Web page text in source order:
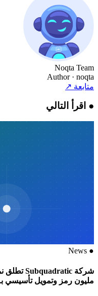
Noqta Team
Author · noqta
متابعة↗
●اقرأ التالي
●
News
مليون رمز وتمويل تأسيسي بـ 29 مليون دولار